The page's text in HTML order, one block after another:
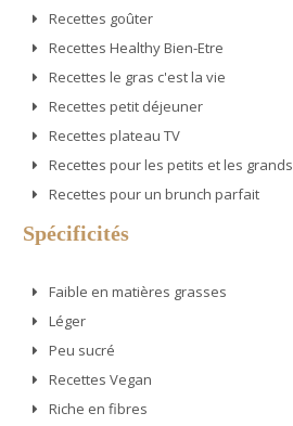
Recettes goûter
Recettes Healthy Bien-Etre
Recettes le gras c'est la vie
Recettes petit déjeuner
Recettes plateau TV
Recettes pour les petits et les grands
Recettes pour un brunch parfait
Spécificités
Faible en matières grasses
Léger
Peu sucré
Recettes Vegan
Riche en fibres